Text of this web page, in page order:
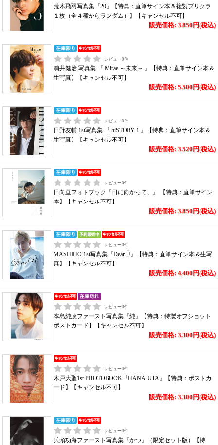
荒木飛羽写真集『20』【特典：直筆サイン本＆複製プリクラ
１枚（全４種からランダム）】【キャンセル不可】
販売価格: 3,850円(税込)
レビュー0件
浦井健治 写真集 『 Mirae ～未来～ 』【特典：直筆サイン本＆
生写真】【キャンセル不可】
販売価格: 5,500円(税込)
レビュー0件
日野友輔 1st写真集 『 hiSTORY 1 』【特典：直筆サイン本＆
生写真】【キャンセル不可】
販売価格: 3,520円(税込)
レビュー0件
日向亘フォトブック『日に向かって、』 【特典：直筆サイン
本】【キャンセル不可】
販売価格: 3,850円(税込)
レビュー0件
MASHIHO 1st写真集『Dear Ü』【特典：直筆サイン本＆生写
真】【キャンセル不可】
販売価格: 4,400円(税込)
レビュー0件
本島純政ファースト写真集『純』【特典：特製オフショット
ポストカード】【キャンセル不可】
販売価格: 3,300円(税込)
レビュー0件
木戸大聖1st PHOTOBOOK『HANA-UTA』【特典：ポストカ
ード】【キャンセル不可】
販売価格: 3,300円(税込)
レビュー0件
兵頭功海ファースト写真集『かつ』（限定セット版）【特